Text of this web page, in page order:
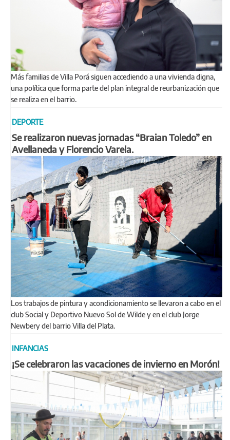
Más familias de Villa Porá siguen accediendo a una vivienda digna,
una política que forma parte del plan integral de reurbanización que
se realiza en el barrio.
DEPORTE
Se realizaron nuevas jornadas “Braian Toledo” en
Avellaneda y Florencio Varela.
Los trabajos de pintura y acondicionamiento se llevaron a cabo en el
club Social y Deportivo Nuevo Sol de Wilde y en el club Jorge
Newbery del barrio Villa del Plata.
INFANCIAS
¡Se celebraron las vacaciones de invierno en Morón!